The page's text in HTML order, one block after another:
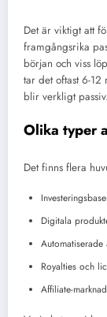
Det är viktigt att
framgångsrika
början och viss
tar det oftast 6-12
blir verkligt passiv.
Olika typer
Det finns flera
Digitala
Automatiserade
Royalties och
Affiliate-